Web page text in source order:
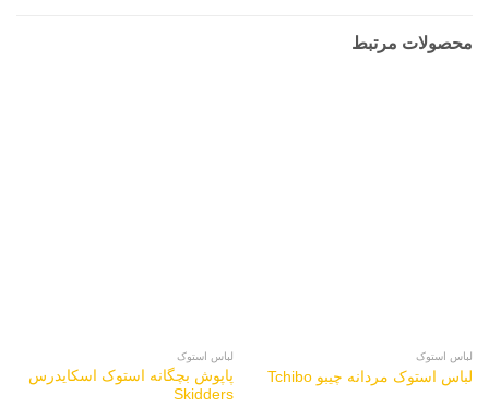
محصولات مرتبط
لباس استوک
لباس استوک مردانه چیبو Tchibo
لباس استوک
پاپوش بچگانه استوک اسکایدرس
Skidders